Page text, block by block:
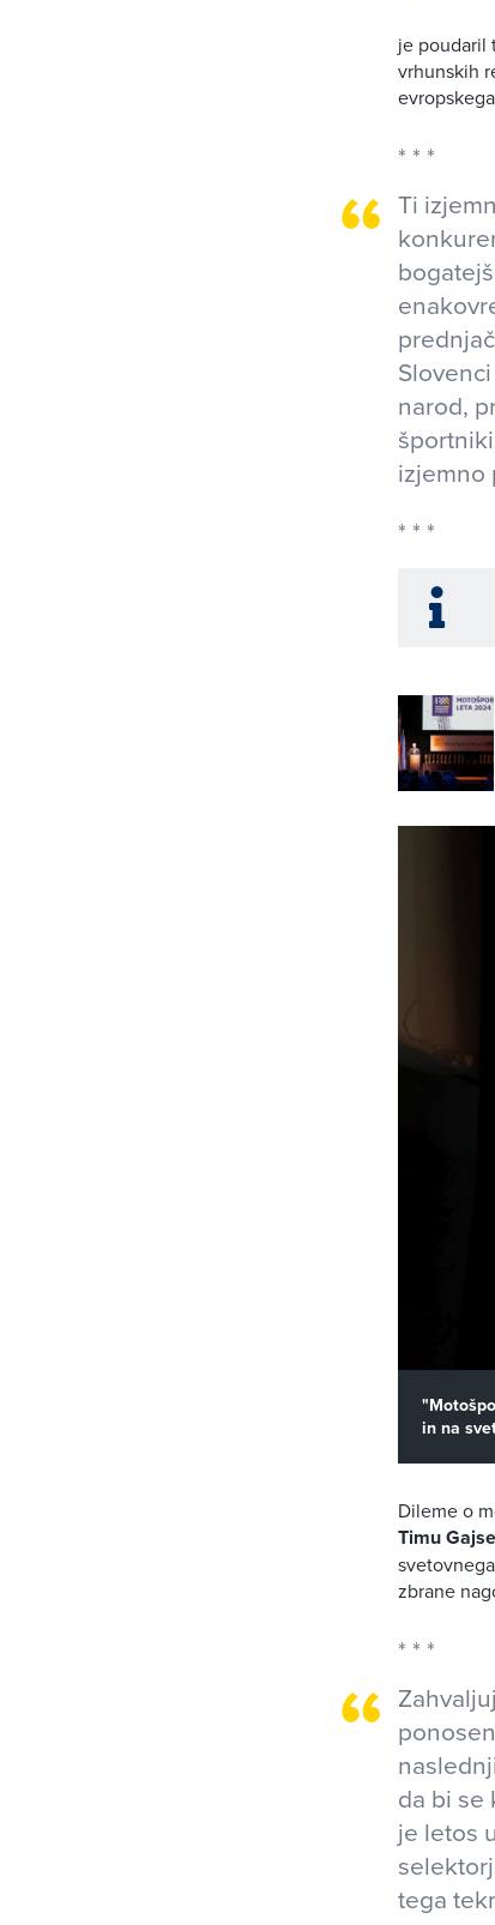
je poudaril
vrhunskih
Ti
narod,
izjemno
in na
Dileme o
Timu
zbrane
da bi se
je letos
tega